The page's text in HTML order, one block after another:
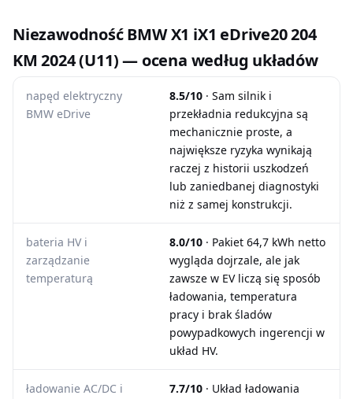
Niezawodność BMW X1 iX1 eDrive20 204
KM 2024 (U11) — ocena według układów
napęd elektryczny
BMW eDrive
8.5/10 · Sam silnik i
przekładnia redukcyjna są
mechanicznie proste, a
największe ryzyka wynikają
raczej z historii uszkodzeń
lub zaniedbanej diagnostyki
niż z samej konstrukcji.
bateria HV i
zarządzanie
temperaturą
8.0/10 · Pakiet 64,7 kWh netto
wygląda dojrzale, ale jak
zawsze w EV liczą się sposób
ładowania, temperatura
pracy i brak śladów
powypadkowych ingerencji w
układ HV.
ładowanie AC/DC i
7.7/10 · Układ ładowania